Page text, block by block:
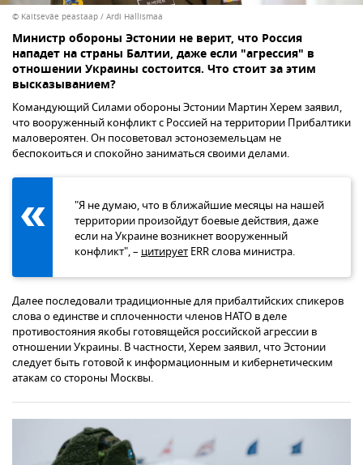
© Kaitseväe peastaap / Ardi Hallismaa
Министр обороны Эстонии не верит, что Россия
нападет на страны Балтии, даже если "агрессия" в
отношении Украины состоится. Что стоит за этим
высказыванием?
Командующий Силами обороны Эстонии Мартин Херем заявил,
что вооруженный конфликт с Россией на территории Прибалтики
маловероятен. Он посоветовал эстоноземельцам не
беспокоиться и спокойно заниматься своими делами.
"Я не думаю, что в ближайшие месяцы на нашей
территории произойдут боевые действия, даже
если на Украине возникнет вооруженный
конфликт", – цитирует ERR слова министра.
Далее последовали традиционные для прибалтийских спикеров
слова о единстве и сплоченности членов НАТО в деле
противостояния якобы готовящейся российской агрессии в
отношении Украины. В частности, Херем заявил, что Эстонии
следует быть готовой к информационным и кибернетическим
атакам со стороны Москвы.